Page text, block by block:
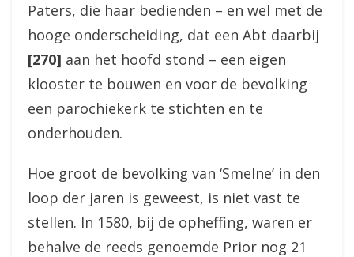
Paters, die haar bedienden – en wel met de
hooge onderscheiding, dat een Abt daarbij
[270] aan het hoofd stond – een eigen
klooster te bouwen en voor de bevolking
een parochiekerk te stichten en te
onderhouden.
Hoe groot de bevolking van ‘Smelne’ in den
loop der jaren is geweest, is niet vast te
stellen. In 1580, bij de opheffing, waren er
behalve de reeds genoemde Prior nog 21